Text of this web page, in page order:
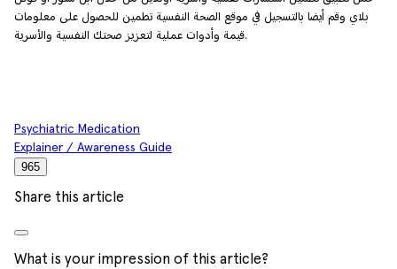
بلاي وقم أيضا بالتسجيل في موقع الصحة النفسية تطمين للحصول على معلومات
قيمة وأدوات عملية لتعزيز صحتك النفسية والأسرية.
Psychiatric Medication
Explainer / Awareness Guide
965
Share this article
What is your impression of this article?